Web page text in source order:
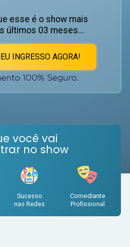
esse é o show mais
últimos 03 meses...
INGRESSO AGORA!
você vai
no show
Sucesso
nas Redes
Comediante
Profissional